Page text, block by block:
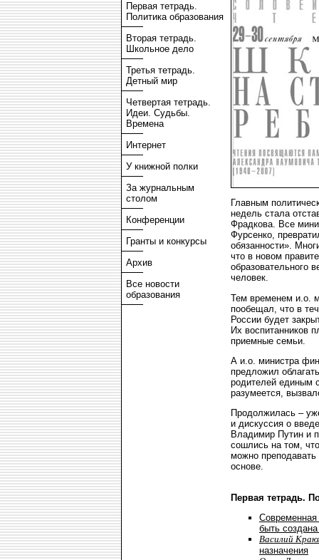
Первая тетрадь.
Политика образования
Вторая тетрадь.
Школьное дело
Третья тетрадь.
Детный мир
Четвертая тетрадь.
Идеи. Судьбы.
Времена
Интернет
У книжной полки
За журнальным
столом
Конференции
Гранты и конкурсы
Архив
Все новости
образования
Главным
недель стала
Фрадкова. Все
Фурсенко,
обязанности».
что в новом
образовательного
человек.
Тем временем и.о.
пообещал, что в
России будет
Их воспитанников
приемные семьи.
А и.о. министра
предложил
родителей единым
разумеется,
Продолжилась –
и дискуссия о
Владимир Путин и
сошлись на том,
можно преподавать
основе.
Первая тетрадь.
быть
Василий
назначения